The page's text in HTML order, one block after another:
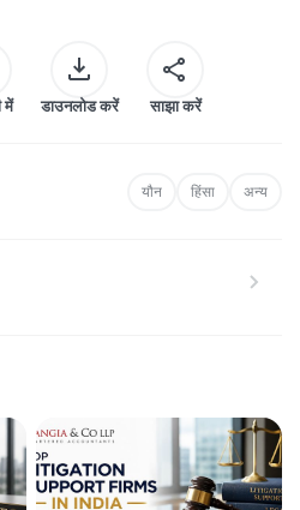
में डाउनलोड करें साझा करें
यौन हिंसा अन्य